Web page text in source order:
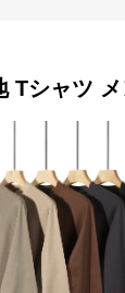
Tシャツ